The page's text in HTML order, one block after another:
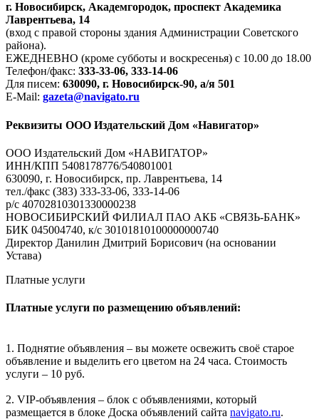
г. Новосибирск, Академгородок, проспект Академика
Лаврентьева, 14
(вход с правой стороны здания Администрации Советского
района).
ЕЖЕДНЕВНО (кроме субботы и воскресенья) с 10.00 до 18.00
Телефон/факс: 333-33-06, 333-14-06
Для писем: 630090, г. Новосибирск-90, а/я 501
E-Mail: gazeta@navigato.ru
Реквизиты ООО Издательский Дом «Навигатор»
ООО Издательский Дом «НАВИГАТОР»
ИНН/КПП 5408178776/540801001
630090, г. Новосибирск, пр. Лаврентьева, 14
тел./факс (383) 333-33-06, 333-14-06
р/с 40702810301330000238
НОВОСИБИРСКИЙ ФИЛИАЛ ПАО АКБ «СВЯЗЬ-БАНК»
БИК 045004740, к/с 30101810100000000740
Директор Данилин Дмитрий Борисович (на основании
Устава)
Платные услуги
Платные услуги по размещению объявлений:
1. Поднятие объявления – вы можете освежить своё старое
объявление и выделить его цветом на 24 часа. Стоимость
услуги – 10 руб.
2. VIP-объявления – блок с объявлениями, который
размещается в блоке Доска объявлений сайта navigato.ru.